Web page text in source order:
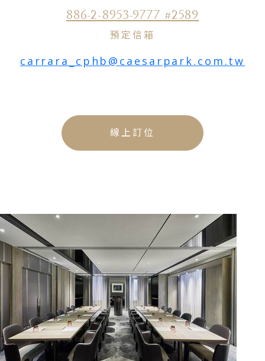
886-2-8953-9777 #2589
預定信箱
carrara_cphb@caesarpark.com.tw
線上訂位